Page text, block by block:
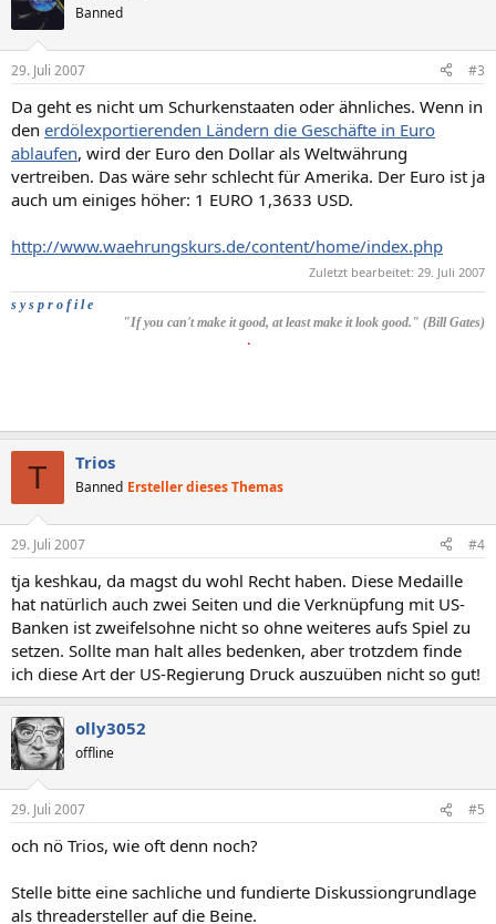
Banned
29. Juli 2007 #3
Da geht es nicht um Schurkenstaaten oder ähnliches. Wenn in
den erdölexportierenden Ländern die Geschäfte in Euro
ablaufen, wird der Euro den Dollar als Weltwährung
vertreiben. Das wäre sehr schlecht für Amerika. Der Euro ist ja
auch um einiges höher: 1 EURO 1,3633 USD.
http://www.waehrungskurs.de/content/home/index.php
Zuletzt bearbeitet: 29. Juli 2007
s y s p r o f i l e
"If you can't make it good, at least make it look good." (Bill Gates)
.
T Trios
Banned Ersteller dieses Themas
29. Juli 2007 #4
tja keshkau, da magst du wohl Recht haben. Diese Medaille
hat natürlich auch zwei Seiten und die Verknüpfung mit US-
Banken ist zweifelsohne nicht so ohne weiteres aufs Spiel zu
setzen. Sollte man halt alles bedenken, aber trotzdem finde
ich diese Art der US-Regierung Druck auszuüben nicht so gut!
olly3052
offline
29. Juli 2007 #5
och nö Trios, wie oft denn noch?
Stelle bitte eine sachliche und fundierte Diskussiongrundlage
als threadersteller auf die Beine.